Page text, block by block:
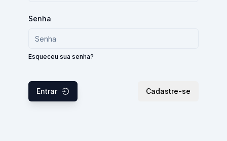
Senha
Esqueceu sua senha?
Entrar Cadastre-se